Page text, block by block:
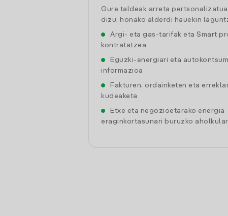
Gure taldeak arreta
dizu, honako alderdi hauekin
Argi- eta gas-tarifak eta Smart
kontratatzea
Eguzki-energiari eta
informazioa
Fakturen, ordainketen eta
kudeaketa
Etxe eta negozioetarako energia
eraginkortasunari buruzko